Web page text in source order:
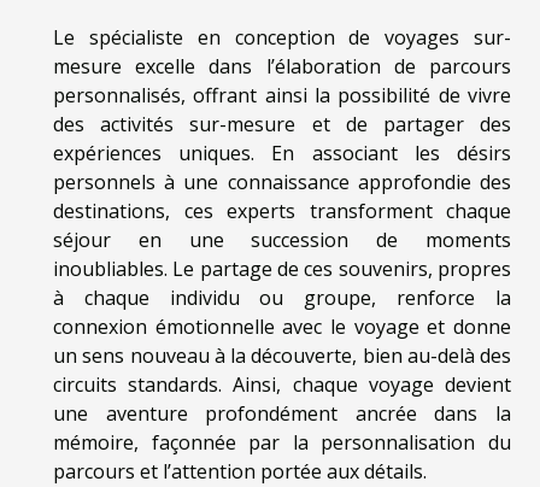
Le spécialiste en conception de voyages sur-
mesure excelle dans l’élaboration de parcours
personnalisés, offrant ainsi la possibilité de vivre
des activités sur-mesure et de partager des
expériences uniques. En associant les désirs
personnels à une connaissance approfondie des
destinations, ces experts transforment chaque
séjour en une succession de moments
inoubliables. Le partage de ces souvenirs, propres
à chaque individu ou groupe, renforce la
connexion émotionnelle avec le voyage et donne
un sens nouveau à la découverte, bien au-delà des
circuits standards. Ainsi, chaque voyage devient
une aventure profondément ancrée dans la
mémoire, façonnée par la personnalisation du
parcours et l’attention portée aux détails.